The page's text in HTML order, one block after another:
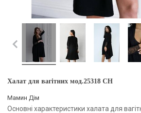
Халат для вагітних мод.25318 CH
Мамин Дім
Основні характеристики халата для